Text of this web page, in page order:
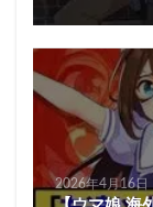
2026年4月16日